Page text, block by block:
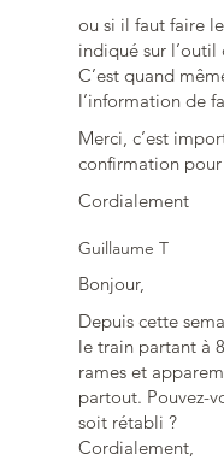
ou si il faut faire
indiqué sur
C’est quand
l’information de
Merci, c’est
confirmation
Cordialement
Guillaume T
Bonjour,
Depuis cette
le train partant à
rames et
partout. Pouvez-
soit rétabli ?
Cordialement,